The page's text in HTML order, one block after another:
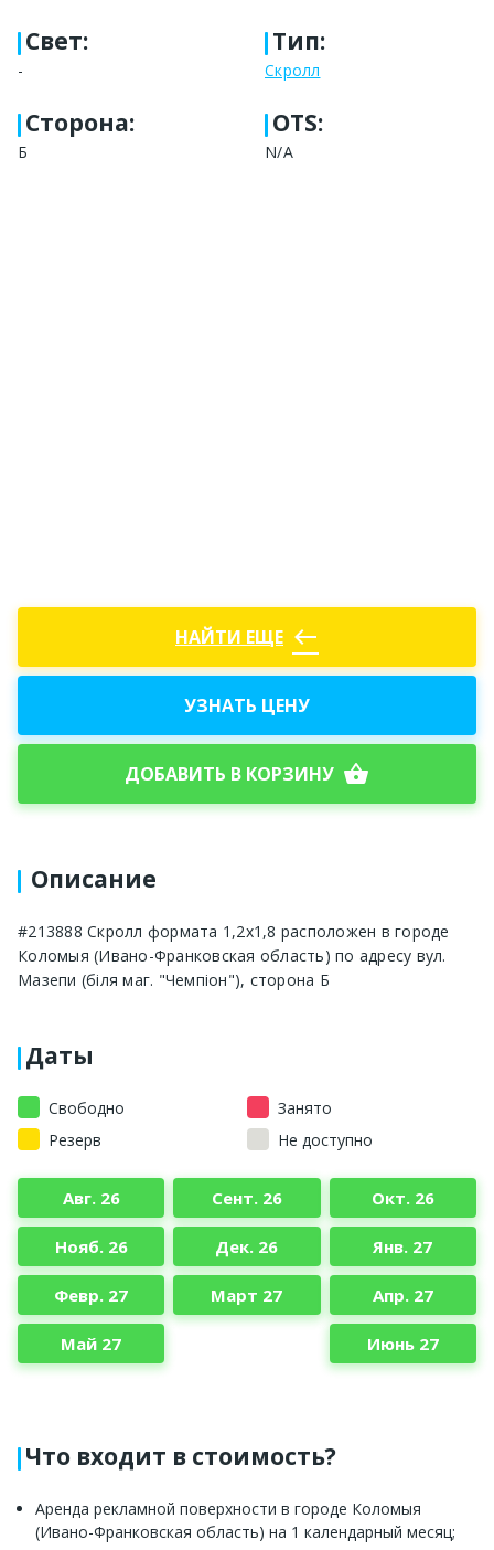
Свет:
-
Тип:
Скролл
Сторона:
Б
OTS:
N/A
НАЙТИ ЕЩЕ west
УЗНАТЬ ЦЕНУ
ДОБАВИТЬ В КОРЗИНУ shopping_basket
Описание
#213888 Скролл формата 1,2x1,8 расположен в городе
Коломыя (Ивано-Франковская область) по адресу вул.
Мазепи (біля маг. "Чемпіон"), сторона Б
Даты
Свободно
Занято
Резерв
Не доступно
Авг. 26 Сент. 26 Окт. 26
Нояб. 26 Дек. 26 Янв. 27
Февр. 27 Март 27 Апр. 27
Май 27 Июнь 27
Что входит в стоимость?
Аренда рекламной поверхности в городе Коломыя
(Ивано-Франковская область) на 1 календарный месяц;